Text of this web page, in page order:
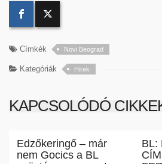
Címkék Novi Beograd
Kategóriák Hirek
KAPCSOLÓDÓ
Edzőkeringő – már
nem Gocics a BL
BL: